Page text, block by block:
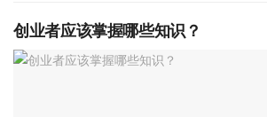
创业者应该掌握哪些知识？